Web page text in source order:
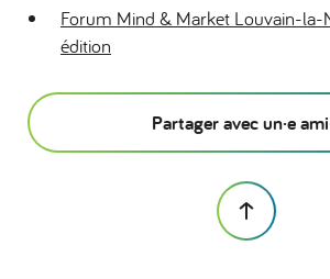
Forum Mind & Market Louvain-la-
édition
Partager avec un·e